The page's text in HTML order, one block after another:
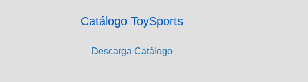
Catálogo ToySports
Descarga Catálogo